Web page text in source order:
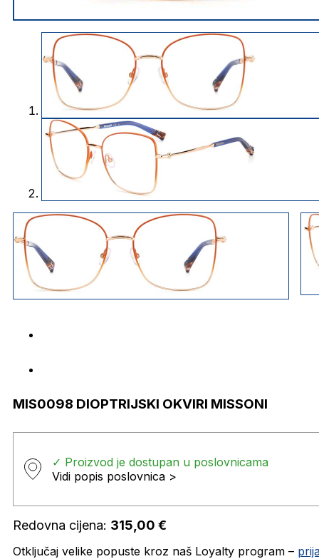
MIS0098 DIOPTRIJSKI OKVIRI MISSONI
✓ Proizvod je dostupan u poslovnicama
Vidi popis poslovnica >
Redovna cijena: 315,00 €
Otključaj velike popuste kroz naš Loyalty program –